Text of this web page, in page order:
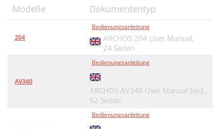
Modelle Dokumententyp
204
Bedienungsanleitung
ARCHOS 204 User Manual,
24 Seiten
AV340
Bedienungsanleitung
ARCHOS AV340 User Manual [en] ,
52 Seiten
Bedienungsanleitung